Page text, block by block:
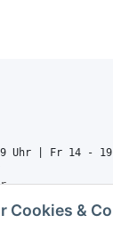
Cookies &
Uhr | Fr 14 - 19